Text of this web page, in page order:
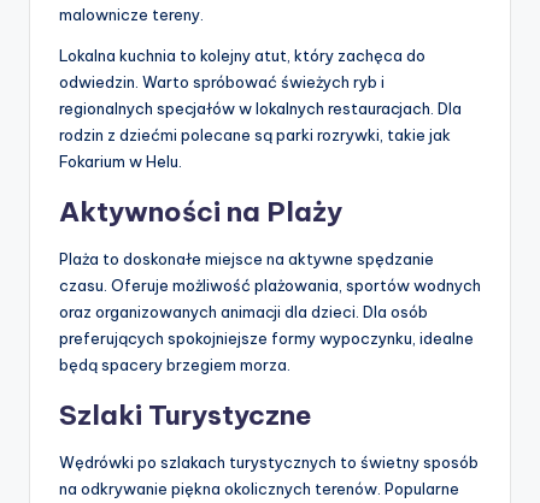
malownicze tereny.
Lokalna kuchnia to kolejny atut, który zachęca do
odwiedzin. Warto spróbować świeżych ryb i
regionalnych specjałów w lokalnych restauracjach. Dla
rodzin z dziećmi polecane są parki rozrywki, takie jak
Fokarium w Helu.
Aktywności na Plaży
Plaża to doskonałe miejsce na aktywne spędzanie
czasu. Oferuje możliwość plażowania, sportów wodnych
oraz organizowanych animacji dla dzieci. Dla osób
preferujących spokojniejsze formy wypoczynku, idealne
będą spacery brzegiem morza.
Szlaki Turystyczne
Wędrówki po szlakach turystycznych to świetny sposób
na odkrywanie piękna okolicznych terenów. Popularne